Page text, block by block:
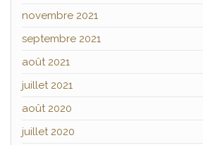
novembre 2021
septembre 2021
août 2021
juillet 2021
août 2020
juillet 2020